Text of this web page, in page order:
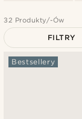
32 Produkty/-Ów
FILTRY
Bestsellery